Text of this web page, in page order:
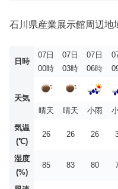
石川県産業展示館周辺地
日時
07日
00時
07日
03時
07日
06時
天気
晴天
晴天 小雨
気温
(℃)
26 26 26
湿度
(%)
85 83 80